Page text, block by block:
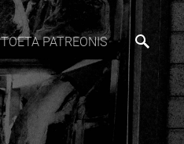
TOETA PATREONIS